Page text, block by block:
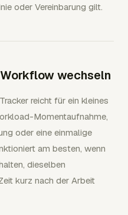
oder Vereinbarung gilt.
wechseln
reicht für ein kleines
Momentaufnahme,
oder eine einmalige
am besten, wenn
dieselben
kurz nach der Arbeit